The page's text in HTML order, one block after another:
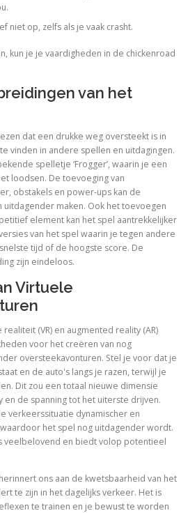
niet op, zelfs als je vaak crasht.
kun je je vaardigheden in de chickenroad
van het
dat een drukke weg oversteekt is in
vinden in andere spellen en uitdagingen.
spelletje ‘Frogger’, waarin je een
loodsen. De toevoeging van
obstakels en power-ups kan de
uitdagender maken. Ook het toevoegen
element kan het spel aantrekkelijker
van het spel waarin je tegen andere
tijd of de hoogste score. De
zijn eindeloos.
Virtuele
(VR) en augmented reality (AR)
voor het creëren van nog
oversteekavonturen. Stel je voor dat je
en de auto's langs je razen, terwijl je
Dit zou een totaal nieuwe dimensie
en de spanning tot het uiterste drijven.
verkeerssituatie dynamischer en
het spel nog uitdagender wordt.
veelbelovend en biedt volop potentieel
ons aan de kwetsbaarheid van het
te zijn in het dagelijks verkeer. Het is
te trainen en je bewust te worden